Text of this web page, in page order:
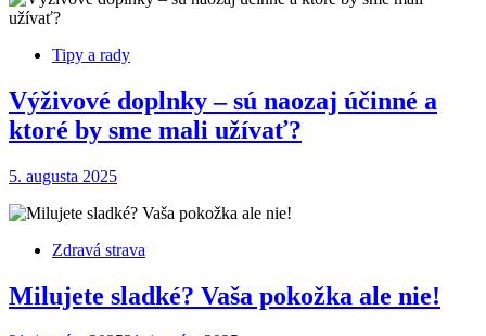
Tipy a rady
Výživové doplnky – sú naozaj účinné a
ktoré by sme mali užívať?
5. augusta 2025
Zdravá strava
Milujete sladké? Vaša pokožka ale nie!